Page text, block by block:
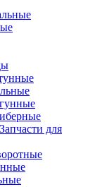
Запчасти для